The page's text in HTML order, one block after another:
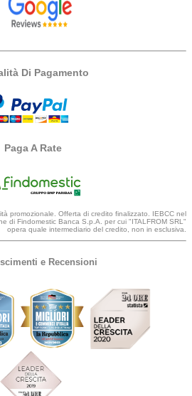
Di Pagamento
Paga A Rate
promozionale. Offerta di credito finalizzato. IEBCC nel
di Findomestic Banca S.p.A. per cui "ITALFROM SRL"
opera quale intermediario del credito, non in esclusiva.
e Recensioni